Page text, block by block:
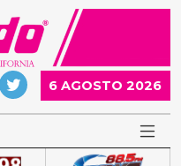
6 AGOSTO 2026